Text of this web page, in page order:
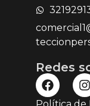
Redes